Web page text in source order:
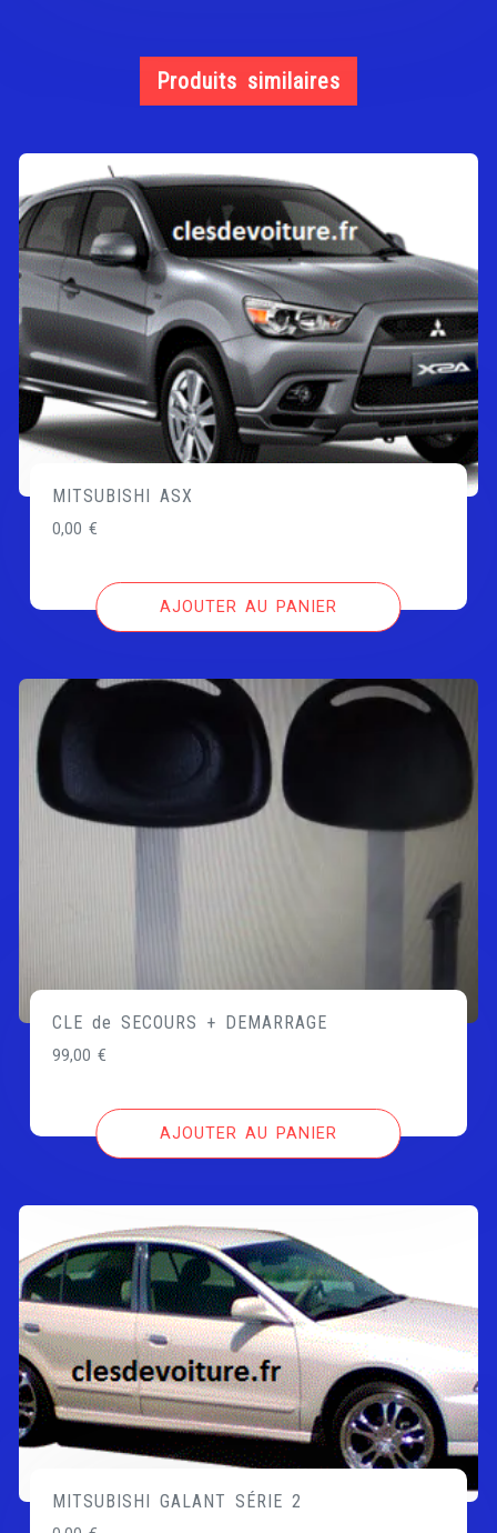
Produits similaires
MITSUBISHI ASX
0,00€
AJOUTER AU PANIER
CLE de SECOURS + DEMARRAGE
99,00€
AJOUTER AU PANIER
MITSUBISHI GALANT SÉRIE 2